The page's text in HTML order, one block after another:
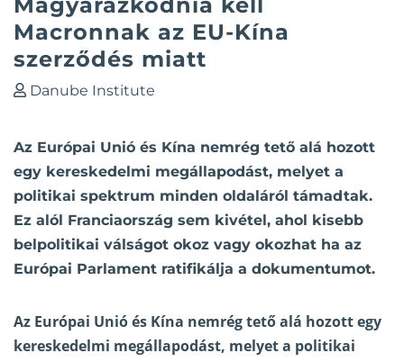
Magyarázkodnia kell
Macronnak az EU-Kína
szerződés miatt
Danube Institute
Az Európai Unió és Kína nemrég tető alá hozott
egy kereskedelmi megállapodást, melyet a
politikai spektrum minden oldaláról támadtak.
Ez alól Franciaország sem kivétel, ahol kisebb
belpolitikai válságot okoz vagy okozhat ha az
Európai Parlament ratifikálja a dokumentumot.
Az Európai Unió és Kína nemrég tető alá hozott egy
kereskedelmi megállapodást, melyet a politikai